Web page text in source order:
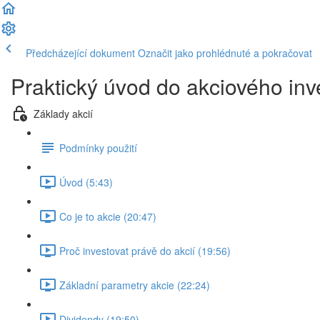
Předcházející dokument Označit jako prohlédnuté a pokračovat
Praktický úvod do akciového
Základy akcií
Podmínky použití
Úvod (5:43)
Co je to akcie (20:47)
Proč investovat právě do akcií (19:56)
Základní parametry akcie (22:24)